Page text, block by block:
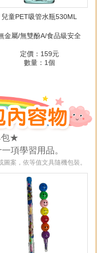
兒童PET吸管水瓶530ML
金屬/無雙酚A/食品級安全
定價：159元
數量：1個
包★
項學習用品。
案，依等值文具隨機包裝。